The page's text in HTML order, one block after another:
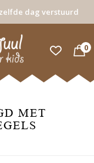
dag verstuurd
0
MET